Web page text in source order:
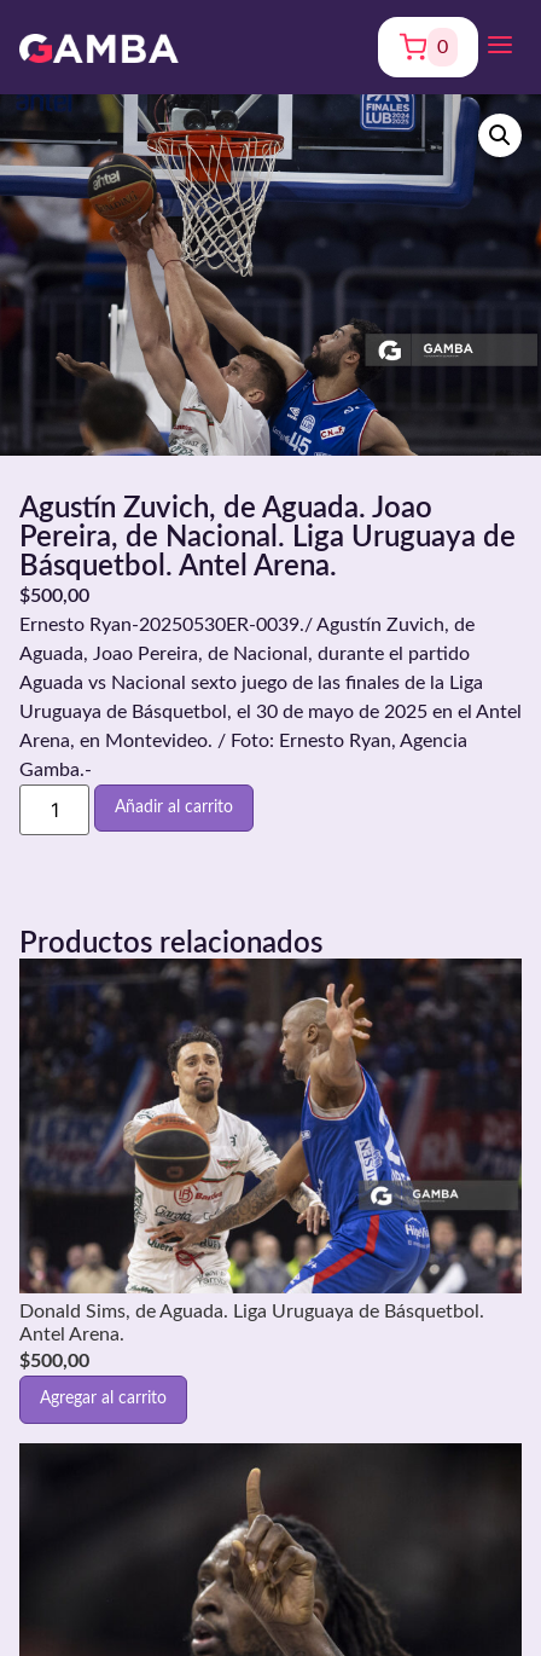
0
Agustín Zuvich, de Aguada. Joao
Pereira, de Nacional. Liga Uruguaya de
Básquetbol. Antel Arena.
$500,00
Ernesto Ryan-20250530ER-0039./ Agustín Zuvich, de
Aguada, Joao Pereira, de Nacional, durante el partido
Aguada vs Nacional sexto juego de las finales de la Liga
Uruguaya de Básquetbol, el 30 de mayo de 2025 en el Antel
Arena, en Montevideo. / Foto: Ernesto Ryan, Agencia
Gamba.-
Añadir al carrito
Productos relacionados
Donald Sims, de Aguada. Liga Uruguaya de Básquetbol.
Antel Arena.
$500,00
Agregar al carrito